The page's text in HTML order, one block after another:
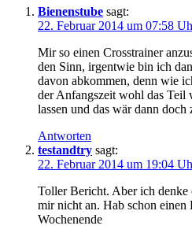
Bienenstube sagt:
22. Februar 2014 um 07:58
Mir so einen Crosstrainer
den Sinn, irgentwie bin ich
davon abkommen, denn wie
der Anfangszeit wohl das Teil
lassen und das wär dann doch
Antworten
testandtry sagt:
22. Februar 2014 um 19:04
Toller Bericht. Aber ich denke
mir nicht an. Hab schon einen
Wochenende